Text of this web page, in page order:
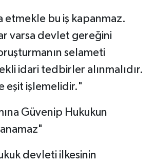
etmekle bu iş kapanmaz.
varsa devlet gereğini
selameti
idari tedbirler alınmalıdır.
eşit işlemelidir."
Güvenip Hukukun
devleti ilkesinin